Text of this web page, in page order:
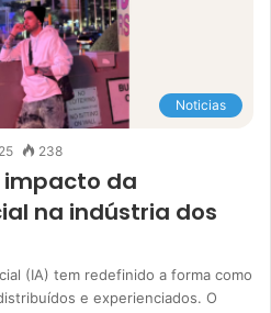
Noticias
238
impacto da
na indústria dos
(IA) tem redefinido a forma como
e experienciados. O